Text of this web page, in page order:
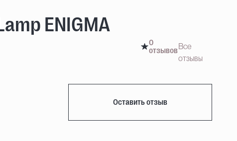
ENIGMA
0
отзывовВсе
отзывы
Оставить отзыв